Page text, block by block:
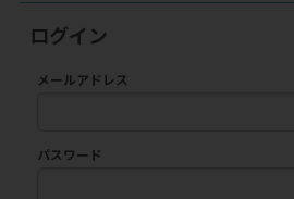
ログイン
メールアドレス
パスワード